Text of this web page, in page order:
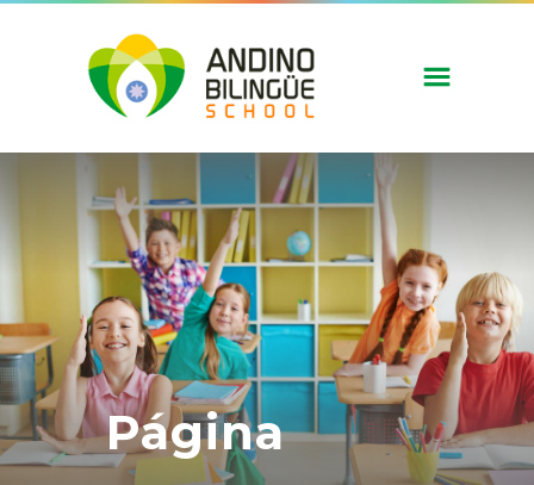
Página